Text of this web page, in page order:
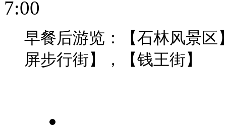
7:00
早餐后游览：【石林风景区
屏步行街】，【钱王街】